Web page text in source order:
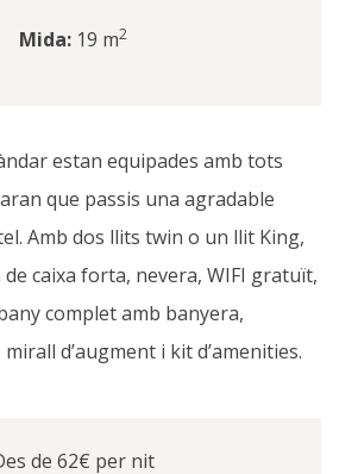
Mida:19 m2
estan equipades amb tots
que passis una agradable
Amb dos llits twin o un llit King,
caixa forta, nevera, WIFI gratuït,
complet amb banyera,
d’augment i kit d’amenities.
de 62€ per nit